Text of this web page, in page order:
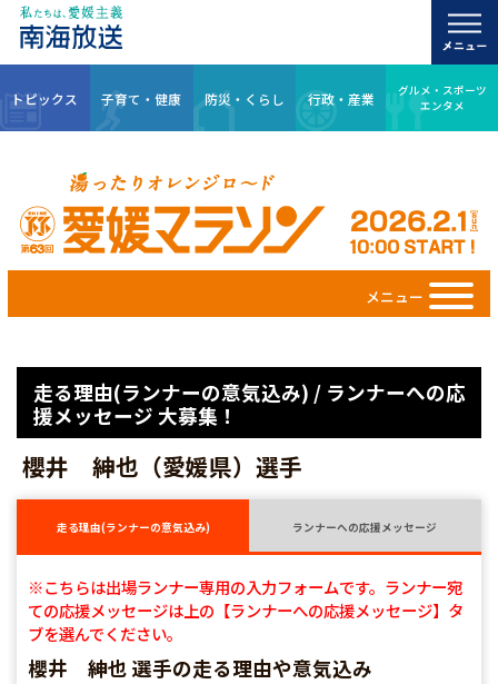
トピックス 子育て・健康 防災・くらし 行政・産業
グルメ・スポーツ
エンタメ
メニュー
走る理由(ランナーの意気込み) / ランナーへの応
援メッセージ 大募集！
櫻井 紳也（愛媛県）選手
走る理由(ランナーの意気込み) ランナーへの応援メッセージ
※こちらは出場ランナー専用の入力フォームです。ランナー宛
ての応援メッセージは上の【ランナーへの応援メッセージ】タ
ブを選んでください。
櫻井 紳也 選手の走る理由や意気込み